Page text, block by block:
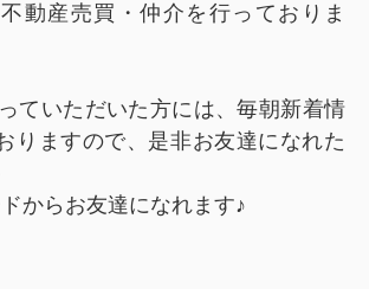
動産売買・仲介を行っておりま
ていただいた方には、毎朝新着情
りますので、是非お友達になれた
からお友達になれます♪